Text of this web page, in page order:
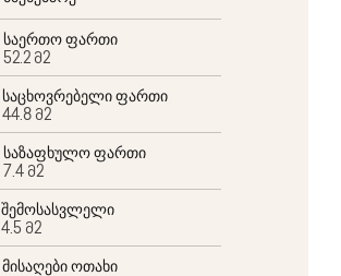
საერთო ფართი
52.2 მ2
საცხოვრებელი ფართი
44.8 მ2
საზაფხულო ფართი
7.4 მ2
შემოსასვლელი
4.5 მ2
მისაღები ოთახი